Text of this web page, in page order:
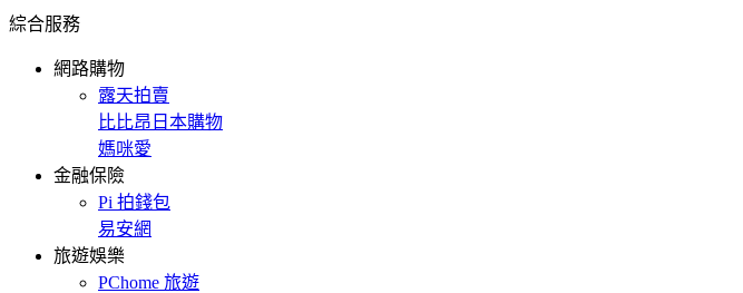
綜合服務
網路購物
露天拍賣
比比昂日本購物
媽咪愛
金融保險
Pi 拍錢包
易安網
旅遊娛樂
PChome 旅遊